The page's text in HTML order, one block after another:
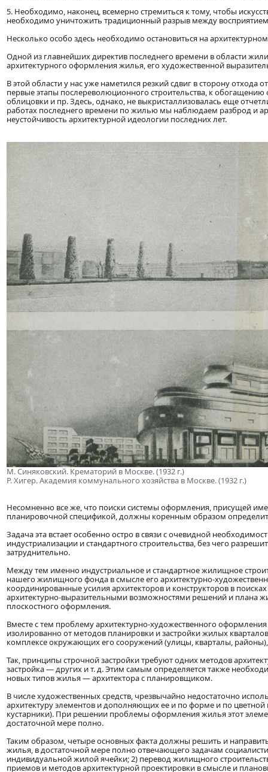
5. Необходимо, наконец, всемерно стремиться к тому, чтобы
необходимо уничтожить традиционный разрыв между
Несколько особо здесь необходимо остановиться на
Одной из главнейших директив последнего времени в области
архитектурного оформления жилья, его художественной
В этой области у нас уже наметился резкий сдвиг в сторону
первые этапы послереволюционного строительства, к
облицовки и пр. Здесь, однако, не выкристаллизовалась еще
работах последнего времени по жилью мы наблюдаем разброд и
неустойчивость архитектурной идеологии последних лет.
М. Синяковский. Крематорий в Москве. (1932 г.)
Р. Хигер. Академия коммунального хозяйства в Москве. (1932 г.)
Несомненно все же, что поиски системы оформления, присущей
планировочной спецификой, должны коренным образом
Задача эта встает особенно остро в связи с очевидной
индустриализации и стандартного строительства, без чего
затруднительно.
Между тем именно индустриальное и стандартное жилищное
нашего жилищного фонда в смысле его архитектурно-
координированные усилия архитекторов и конструкторов в
архитектурно-выразительными возможностями решений и плана
плоскостного оформления.
Вместе с тем проблему архитектурно-художественного
изолированно от методов планировки и застройки жилых
комплексе окружающих его сооружений (улицы, кварталы, районы),
Так, принципы строчной застройки требуют одних методов
застройка — других и т. д. Этим самым определяется также
новых типов жилья — архитектора с планировщиком.
В числе художественных средств, чрезвычайно недостаточно
архитектуру элементов и дополняющих ее и по форме и по
кустарники). При решении проблемы оформления жилья этот
достаточной мере полно.
Таким образом, четыре основных факта должны решить и
жилья, в достаточной мере полно отвечающего задачам
индивидуальной жилой ячейки; 2) перевод жилищного
приемов и методов архитектурной проектировки в смысле и